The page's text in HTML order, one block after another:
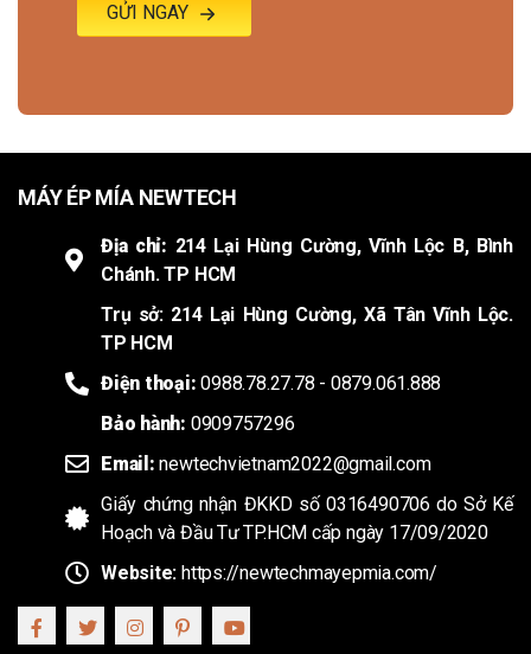
GỬI NGAY
MÁY ÉP MÍA NEWTECH
Địa chỉ: 214 Lại Hùng Cường, Vĩnh Lộc B, Bình
Chánh. TP HCM
Trụ sở: 214 Lại Hùng Cường, Xã Tân Vĩnh Lộc.
TP HCM
Điện thoại:0988.78.27.78 - 0879.061.888
Bảo hành: 0909757296
Email:newtechvietnam2022@gmail.com
Giấy chứng nhận ĐKKD số 0316490706 do Sở Kế
Hoạch và Đầu Tư TP.HCM cấp ngày 17/09/2020
Website: https://newtechmayepmia.com/